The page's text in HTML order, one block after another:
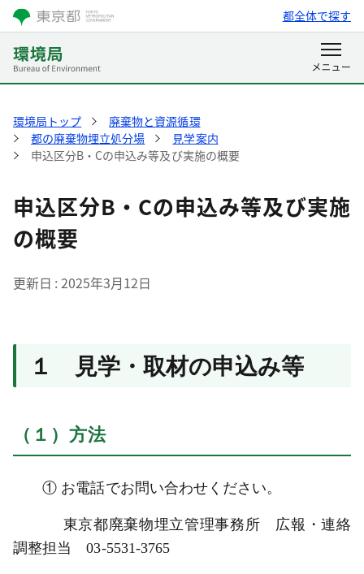
都全体で探す
環境局トップ
廃棄物と資源循環
都の廃棄物埋立処分場
見学案内
申込区分B・Cの申込み等及び実施の概要
申込区分B・Cの申込み等及び実施
の概要
更新日 2025年3月12日
１ 見学・取材の申込み等
（１）方法
① お電話でお問い合わせください。
東京都廃棄物埋立管理事務所 広報・連絡
調整担当 03-5531-3765